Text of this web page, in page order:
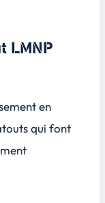
LMNP
en
qui font